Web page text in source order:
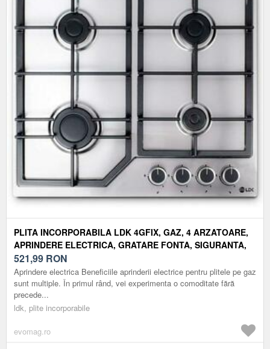
PLITA INCORPORABILA LDK 4GFIX, GAZ, 4 ARZATOARE,
APRINDERE ELECTRICA, GRATARE FONTA, SIGURANTA,
60 CM (INOX)
521,99 RON
Aprindere electrica Beneficiile aprinderii electrice pentru plitele pe gaz
sunt multiple. În primul rând, vei experimenta o comoditate fără
precede...
ldk, plite incorporabile
evomag.ro